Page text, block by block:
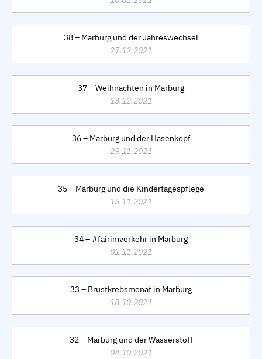
38 – Marburg und der Jahreswechsel
27.12.2021
37 – Weihnachten in Marburg
13.12.2021
36 – Marburg und der Hasenkopf
29.11.2021
35 – Marburg und die Kindertagespflege
15.11.2021
34 – #fairimverkehr in Marburg
01.11.2021
33 – Brustkrebsmonat in Marburg
18.10.2021
32 – Marburg und der Wasserstoff
04.10.2021